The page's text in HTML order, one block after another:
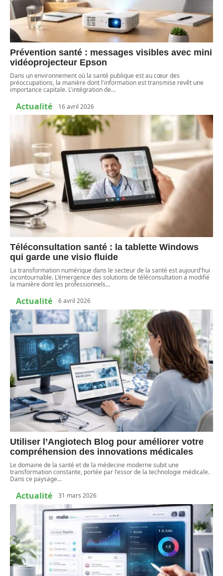
Prévention santé : messages visibles avec mini
vidéoprojecteur Epson
Dans un environnement où la santé publique est au cœur des
préoccupations, la manière dont l'information est transmise revêt une
importance capitale. L'intégration de…
Actualité 16 avril 2026
Téléconsultation santé : la tablette Windows
qui garde une visio fluide
La transformation numérique dans le secteur de la santé est aujourd'hui
incontournable. L'émergence des solutions de téléconsultation a modifié
la manière dont les professionnels…
Actualité 6 avril 2026
Utiliser l’Angiotech Blog pour améliorer votre
compréhension des innovations médicales
Le domaine de la santé et de la médecine moderne subit une
transformation constante, portée par l'essor de la technologie médicale.
Dans ce paysage…
Actualité 31 mars 2026